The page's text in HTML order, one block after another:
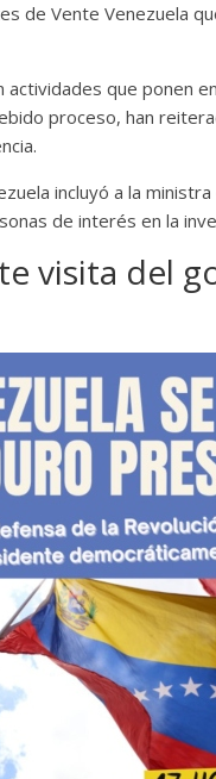
de Vente Venezuela
que ponen
proceso, han
incluyó a la
de interés en la
visita del